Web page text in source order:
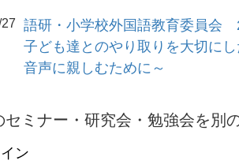
語研・小学校外国語教育委員会
子ども達とのやり取りを大切に
音声に親しむために～
セミナー・研究会・勉強会を別
ン